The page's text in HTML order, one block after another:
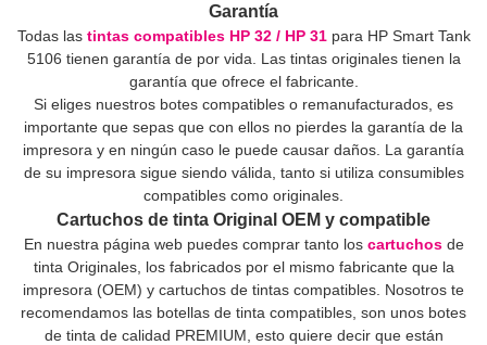
Garantía
Todas las tintas compatibles HP 32 / HP 31para HP Smart Tank
5106 tienen garantía de por vida. Las tintas originales tienen la
garantía que ofrece el fabricante.
Si eliges nuestros botes compatibles o remanufacturados, es
importante que sepas que con ellos no pierdes la garantía de la
impresora y en ningún caso le puede causar daños. La garantía
de su impresora sigue siendo válida, tanto si utiliza consumibles
compatibles como originales.
Cartuchos de tinta Original OEM y compatible
En nuestra página web puedes comprar tanto los cartuchosde
tinta Originales, los fabricados por el mismo fabricante que la
impresora (OEM) y cartuchos de tintas compatibles. Nosotros te
recomendamos las botellas de tinta compatibles, son unos botes
de tinta de calidad PREMIUM, esto quiere decir que están